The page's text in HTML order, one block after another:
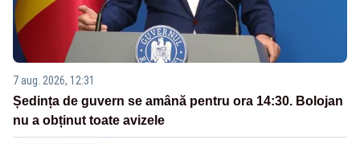
7 aug. 2026, 12:31
Ședința de guvern se amână pentru ora 14:30. Bolojan
nu a obținut toate avizele